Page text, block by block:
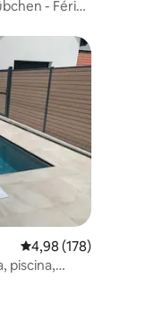
- Férias
281avaliações
Classificação média
4,98 (178)
piscina,